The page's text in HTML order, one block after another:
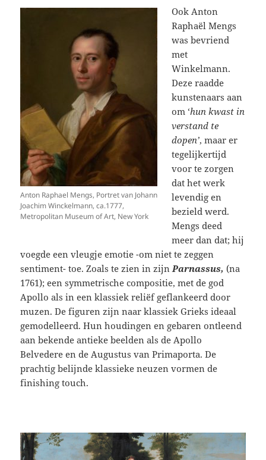
Anton Raphael Mengs, Portret van Johann
Joachim Winckelmann, ca.1777,
Metropolitan Museum of Art, New York
Ook Anton
Raphaël Mengs
was bevriend
met
Winkelmann.
Deze raadde
kunstenaars aan
om ‘hun kwast in
verstand te
dopen’, maar er
tegelijkertijd
voor te zorgen
dat het werk
levendig en
bezield werd.
Mengs deed
meer dan dat; hij
voegde een vleugje emotie -om niet te zeggen
sentiment- toe. Zoals te zien in zijnParnassus,(na
1761); een symmetrische compositie, met de god
Apollo als in een klassiek reliëf geflankeerd door
muzen. De figuren zijn naar klassiek Grieks ideaal
gemodelleerd. Hun houdingen en gebaren ontleend
aan bekende antieke beelden als de Apollo
Belvedere en de Augustus van Primaporta. De
prachtig belijnde klassieke neuzen vormen de
finishing touch.